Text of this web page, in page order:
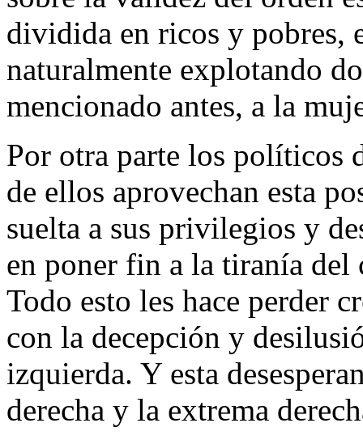
dividida en ricos y pobres,
naturalmente explotando
mencionado antes, a la
Por otra parte los políticos
de ellos aprovechan esta
suelta a sus privilegios y
en poner fin a la tiranía del
Todo esto les hace perder
con la decepción y
izquierda. Y esta
derecha y la extrema